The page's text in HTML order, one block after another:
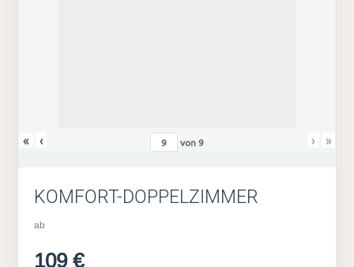
« ‹ von9 › »
KOMFORT-DOPPELZIMMER
ab
109 €